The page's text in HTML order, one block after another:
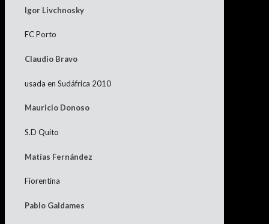
Igor Livchnosky
FC Porto
Claudio Bravo
usada en Sudáfrica 2010
Mauricio Donoso
S.D Quito
Matías Fernández
Fiorentina
Pablo Galdames